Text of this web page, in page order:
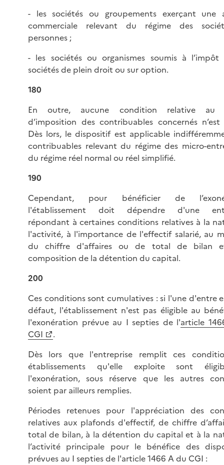
- les sociétés ou groupements exerçant une
commerciale relevant du régime des
personnes ;
- les sociétés ou organismes soumis à l’impôt
sociétés de plein droit ou sur option.
180
En outre, aucune condition relative au
d’imposition des contribuables concernés n’est
Dès lors, le dispositif est applicable
contribuables relevant du régime des micro-
du régime réel normal ou réel simplifié.
190
Cependant, pour bénéficier de
l'établissement doit dépendre d'une
répondant à certaines conditions relatives à la
l'activité, à l'importance de l'effectif salarié, au
du chiffre d'affaires ou de total de bilan
composition de la détention du capital.
200
Ces conditions sont cumulatives : si l'une d'entre
défaut, l'établissement n'est pas éligible au
l'exonération prévue au I septies de l'article
CGI
.
Dès lors que l'entreprise remplit ces
établissements qu'elle exploite sont
l'exonération, sous réserve que les autres
soient par ailleurs remplies.
Périodes retenues pour l'appréciation des
relatives aux plafonds d'effectif, de chiffre
total de bilan, à la détention du capital et à la
l’activité principale pour le bénéfice des
prévues au I septies de l'article 1466 A du CGI :